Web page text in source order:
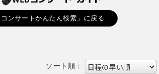
ンサートかんたん検索」に戻る
ソート順：